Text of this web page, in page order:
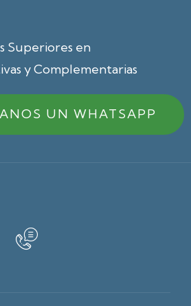
Superiores en
y Complementarias
UN WHATSAPP